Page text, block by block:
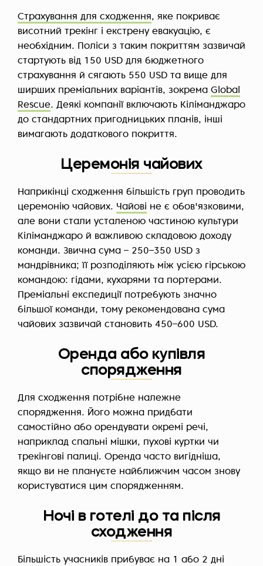
Страхування для сходження, яке покриває
висотний трекінг і екстрену евакуацію, є
необхідним. Поліси з таким покриттям зазвичай
стартують від 150 USD для бюджетного
страхування й сягають 550 USD та вище для
ширших преміальних варіантів, зокрема Global
Rescue. Деякі компанії включають Кіліманджаро
до стандартних пригодницьких планів, інші
вимагають додаткового покриття.
Церемонія чайових
Наприкінці сходження більшість груп проводить
церемонію чайових. Чайові не є обов'язковими,
але вони стали усталеною частиною культури
Кіліманджаро й важливою складовою доходу
команди. Звична сума – 250–350 USD з
мандрівника; її розподіляють між усією гірською
командою: гідами, кухарями та портерами.
Преміальні експедиції потребують значно
більшої команди, тому рекомендована сума
чайових зазвичай становить 450–600 USD.
Оренда або купівля
спорядження
Для сходження потрібне належне
спорядження. Його можна придбати
самостійно або орендувати окремі речі,
наприклад спальні мішки, пухові куртки чи
трекінгові палиці. Оренда часто вигідніша,
якщо ви не плануєте найближчим часом знову
користуватися цим спорядженням.
Ночі в готелі до та після
сходження
Більшість учасників прибуває на 1 або 2 дні